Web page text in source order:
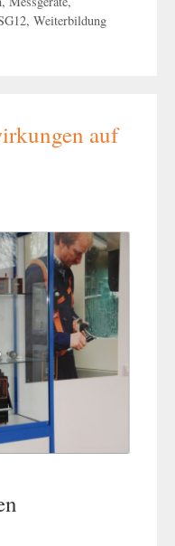
, Weiterbildung
auf